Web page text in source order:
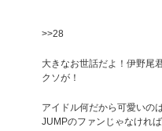
>>28
大きなお世話だよ！伊野尾
クソが！
アイドル何だから可愛いの
JUMPのファンじゃなけれ